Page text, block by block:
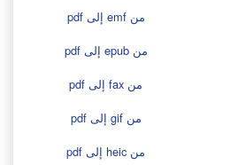
من emf إلى pdf
من epub إلى pdf
من fax إلى pdf
من gif إلى pdf
من heic إلى pdf